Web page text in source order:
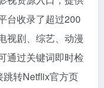
台收录了超过200
视剧、综艺、动漫
通过关键词即时检
跳转Netflix官方页